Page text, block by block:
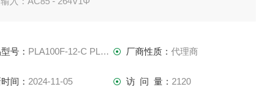
电源供应器PLA100F-24-N1
号： PLA100F-12-C PLA100F-48-R 厂商性质： 代理商
间： 2024-11-05 访 问 量： 2120